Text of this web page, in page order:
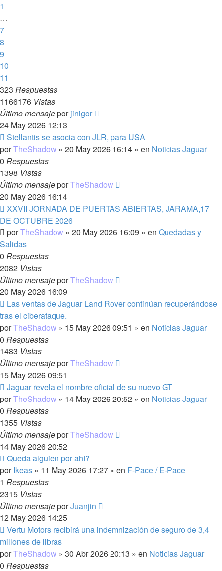
1
…
7
8
9
10
11
323 Respuestas
1166176 Vistas
Último mensajeporjinigor
24 May 2026 12:13
Nuevo
mensaje
Stellantis se asocia con JLR, para USA
porTheShadow » 20 May 2026 16:14 » en Noticias Jaguar
0 Respuestas
1398 Vistas
Último mensajeporTheShadow
20 May 2026 16:14
Nuevo
mensaje
XXVII JORNADA DE PUERTAS ABIERTAS, JARAMA,17
DE OCTUBRE 2026
porTheShadow » 20 May 2026 16:09 » en Quedadas y
Salidas
0 Respuestas
2082 Vistas
Último mensajeporTheShadow
20 May 2026 16:09
Nuevo
mensaje
Las ventas de Jaguar Land Rover continúan recuperándose
tras el ciberataque.
porTheShadow » 15 May 2026 09:51 » en Noticias Jaguar
0 Respuestas
1483 Vistas
Último mensajeporTheShadow
15 May 2026 09:51
Nuevo
mensaje
Jaguar revela el nombre oficial de su nuevo GT
porTheShadow » 14 May 2026 20:52 » en Noticias Jaguar
0 Respuestas
1355 Vistas
Último mensajeporTheShadow
14 May 2026 20:52
Nuevo
mensaje
Queda alguien por ahí?
porIkeas » 11 May 2026 17:27 » en F-Pace / E-Pace
1 Respuestas
2315 Vistas
Último mensajeporJuanjin
12 May 2026 14:25
Nuevo
mensaje
Vertu Motors recibirá una indemnización de seguro de 3,4
millones de libras
porTheShadow » 30 Abr 2026 20:13 » en Noticias Jaguar
0 Respuestas